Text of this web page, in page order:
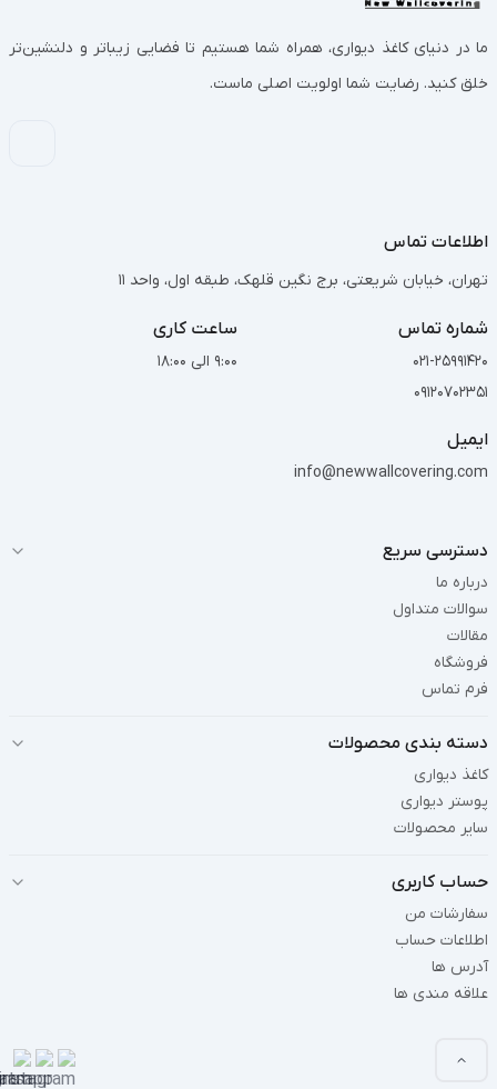
ما در دنیای کاغذ دیواری، همراه شما هستیم تا فضایی زیباتر و دلنشین‌تر
خلق کنید. رضایت شما اولویت اصلی ماست.
اطلاعات تماس
تهران، خیابان شریعتی، برج نگین قلهک، طبقه اول، واحد 11
شماره تماس
021-25991420
09120702351
ساعت کاری
9:00 الی 18:00
ایمیل
info@newwallcovering.com
دسترسی سریع
درباره ما
سوالات متداول
مقالات
فروشگاه
فرم تماس
دسته بندی محصولات
کاغذ دیواری
پوستر دیواری
سایر محصولات
حساب کاربری
سفارشات من
اطلاعات حساب
آدرس ها
علاقه مندی ها